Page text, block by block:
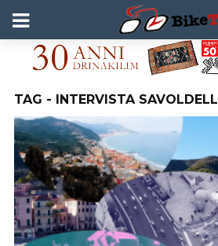
TAG - INTERVISTA SAVOLDELLI